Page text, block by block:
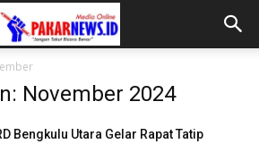
November 2024
Bengkulu Utara Gelar Rapat Tatip